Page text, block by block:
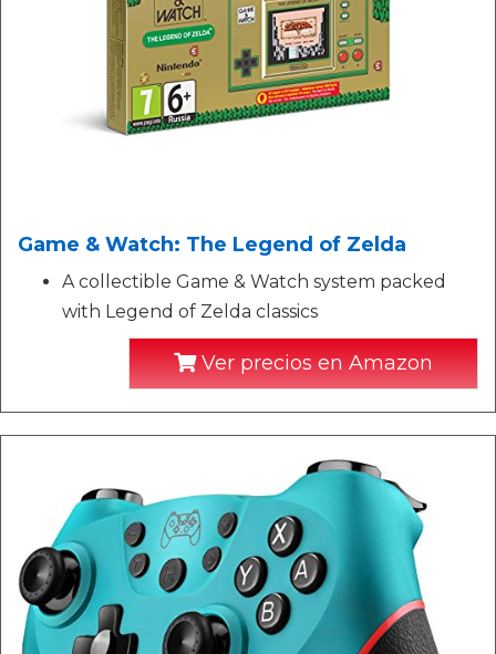
Game & Watch: The Legend of Zelda
A collectible Game & Watch system packed
with Legend of Zelda classics
Ver precios en Amazon